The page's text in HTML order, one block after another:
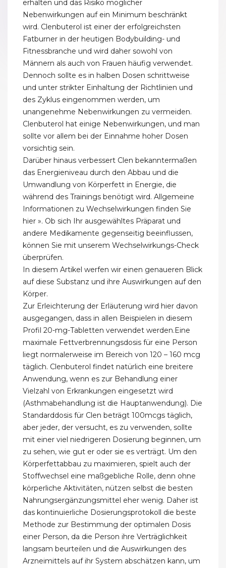
erhalten und das Risiko möglicher
Nebenwirkungen auf ein Minimum beschränkt
wird. Clenbuterol ist einer der erfolgreichsten
Fatburner in der heutigen Bodybuilding- und
Fitnessbranche und wird daher sowohl von
Männern als auch von Frauen häufig verwendet.
Dennoch sollte es in halben Dosen schrittweise
und unter strikter Einhaltung der Richtlinien und
des Zyklus eingenommen werden, um
unangenehme Nebenwirkungen zu vermeiden.
Clenbuterol hat einige Nebenwirkungen, und man
sollte vor allem bei der Einnahme hoher Dosen
vorsichtig sein.
Darüber hinaus verbessert Clen bekanntermaßen
das Energieniveau durch den Abbau und die
Umwandlung von Körperfett in Energie, die
während des Trainings benötigt wird. Allgemeine
Informationen zu Wechselwirkungen finden Sie
hier ». Ob sich Ihr ausgewähltes Präparat und
andere Medikamente gegenseitig beeinflussen,
können Sie mit unserem Wechselwirkungs-Check
überprüfen.
In diesem Artikel werfen wir einen genaueren Blick
auf diese Substanz und ihre Auswirkungen auf den
Körper.
Zur Erleichterung der Erläuterung wird hier davon
ausgegangen, dass in allen Beispielen in diesem
Profil 20-mg-Tabletten verwendet werden.Eine
maximale Fettverbrennungsdosis für eine Person
liegt normalerweise im Bereich von 120 – 160 mcg
täglich. Clenbuterol findet natürlich eine breitere
Anwendung, wenn es zur Behandlung einer
Vielzahl von Erkrankungen eingesetzt wird
(Asthmabehandlung ist die Hauptanwendung). Die
Standarddosis für Clen beträgt 100mcgs täglich,
aber jeder, der versucht, es zu verwenden, sollte
mit einer viel niedrigeren Dosierung beginnen, um
zu sehen, wie gut er oder sie es verträgt. Um den
Körperfettabbau zu maximieren, spielt auch der
Stoffwechsel eine maßgebliche Rolle, denn ohne
körperliche Aktivitäten, nützen selbst die besten
Nahrungsergänzungsmittel eher wenig. Daher ist
das kontinuierliche Dosierungsprotokoll die beste
Methode zur Bestimmung der optimalen Dosis
einer Person, da die Person ihre Verträglichkeit
langsam beurteilen und die Auswirkungen des
Arzneimittels auf ihr System abschätzen kann, um